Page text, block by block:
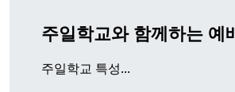
주일학교와 함께하는 예
주일학교 특성...